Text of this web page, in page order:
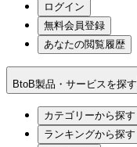
ログイン
無料会員登録
あなたの閲覧履歴
BtoB製品・サービスを探す
カテゴリーから探す
ランキングから探す